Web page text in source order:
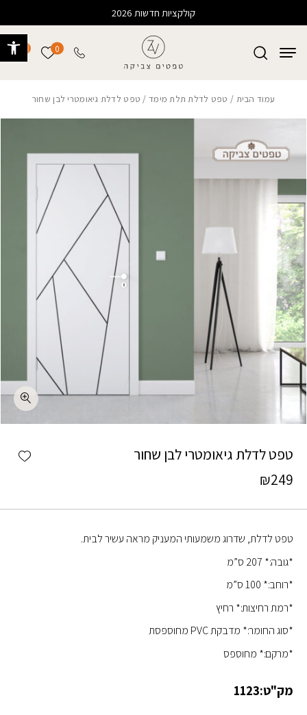
קולקציות חדשות 2026
0 הרשימה
עמוד הבית / טפט לדלת תלת מימד / טפט לדלת גיאומטרי לבן שחור
טפט לדלת גיאומטרי לבן שחור
₪249
טפט לדלת, שדרוג משמעותי המעניק מראה עשיר לבית.
*גובה:* 207 ס”מ
*רוחב:* 100 ס”מ
*רמת רחיצות:* רחיץ
*סוג החומר:* מדבקת PVC מחוספסת
*מרקם:* מחוספס
מק"ט:1123